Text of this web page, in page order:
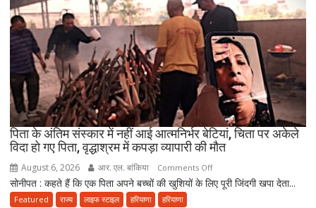
भूतेश्वर
मंदिर,
जहां
मराठा
काल
की
विरासत
में
बसती
है
भोलेनाथ
पिता के अंतिम संस्कार में नहीं आई आत्मनिर्भर बेटियां, चिता पर अकेले
विदा हो गए पिता, वृद्धाश्रम में कपड़ा व्यापारी की मौत
August 6, 2026 आर. एल. बांकिया Comments Offon
पिता
सोनीपत : कहते हैं कि एक पिता अपने बच्चों की खुशियों के लिए पूरी जिंदगी खपा देता...
Featured राज्य लाइफ स्टाइल हरियाणा हरियाणा